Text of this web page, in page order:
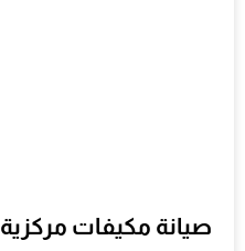
صيانة مكيفات مركزية